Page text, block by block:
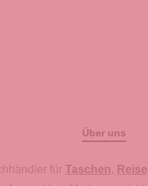
Über uns
für Taschen,